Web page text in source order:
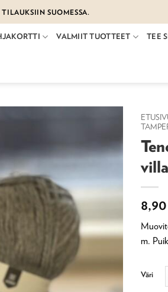
SUOMESSA.
VALMIIT TUOTTEET TEE
8,90
m.
Väri